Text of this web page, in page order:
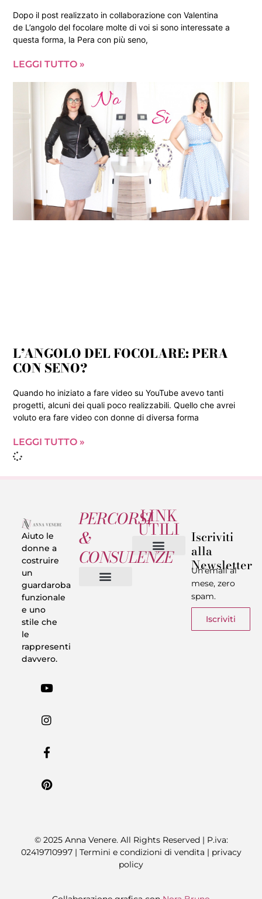
Dopo il post realizzato in collaborazione con Valentina
de L’angolo del focolare molte di voi si sono interessate a
questa forma, la Pera con più seno,
LEGGI TUTTO »
L’ANGOLO DEL FOCOLARE: PERA
CON SENO?
Quando ho iniziato a fare video su YouTube avevo tanti
progetti, alcuni dei quali poco realizzabili. Quello che avrei
voluto era fare video con donne di diversa forma
LEGGI TUTTO »
Aiuto le
donne a
costruire
un
guardaroba
funzionale
e uno
stile che
le
rappresenti
davvero.
PERCORSI
&
CONSULENZE
LINK
UTILI Iscriviti
alla
Newsletter
Un’email al
mese, zero
spam.
Iscriviti
© 2025 Anna Venere. All Rights Reserved | P.iva:
02419710997 | Termini e condizioni di vendita | privacy
policy